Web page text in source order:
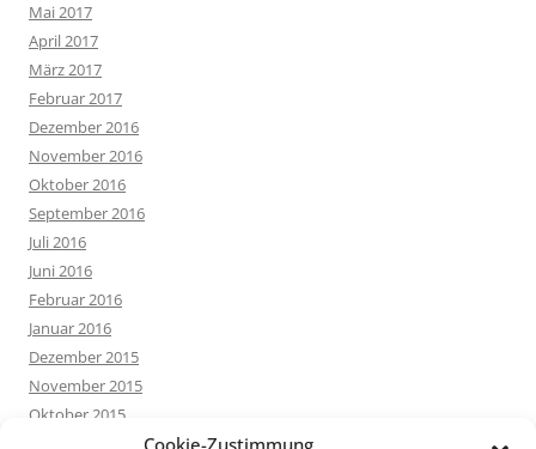
Cookie-Zustimmung
Mai 2017
April 2017
März 2017
Februar 2017
Dezember 2016
November 2016
Oktober 2016
September 2016
Juli 2016
Juni 2016
Februar 2016
Januar 2016
Dezember 2015
November 2015
Oktober 2015